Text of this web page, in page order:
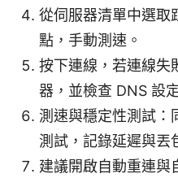
從伺服器清單中選取
點，手動測速。
按下連線，若連線失
器，並檢查 DNS 設
測速與穩定性測試：
測試，記錄延遲與丟
建議開啟自動重連與